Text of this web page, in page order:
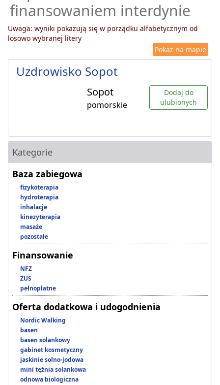
finansowaniem interdynie
Uwaga: wyniki pokazują się w porządku alfabetycznym od
losowo wybranej litery
Pokaż na mapie
Uzdrowisko Sopot
Sopot
pomorskie
Dodaj do
ulubionych
Kategorie
Baza zabiegowa
fizykoterapia
hydroterapia
inhalacje
kinezyterapia
masaże
pozostałe
Finansowanie
NFZ
ZUS
pełnopłatne
Oferta dodatkowa i udogodnienia
Nordic Walking
basen
basen solankowy
gabinet kosmetyczny
jaskinie solno-jodowa
mini tężnia solankowa
odnowa biologiczna